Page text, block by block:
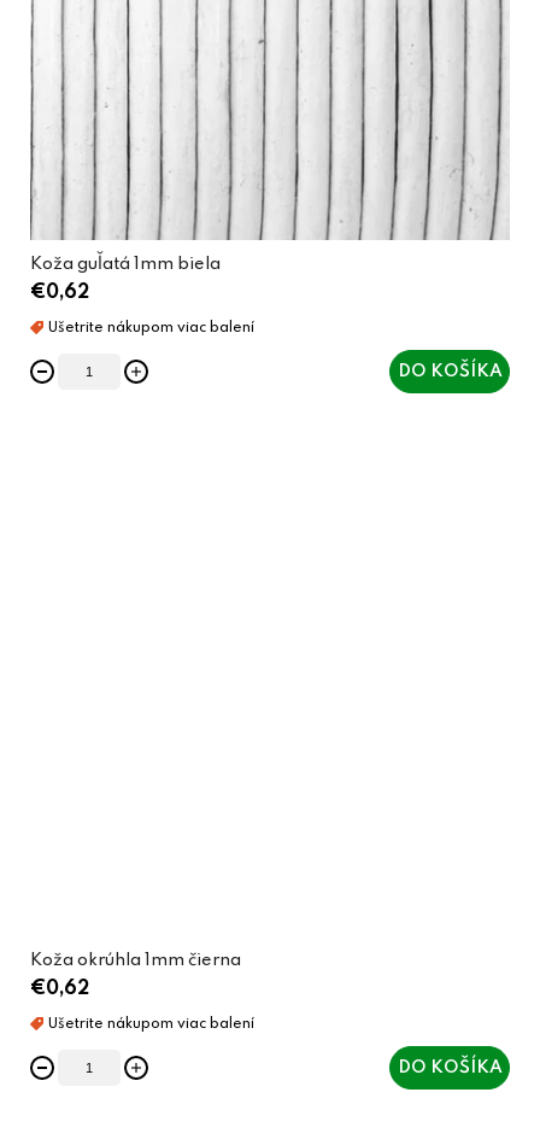
Koža guľatá 1mm biela
€0,62
DO KOŠÍKA
Koža okrúhla 1mm čierna
€0,62
DO KOŠÍKA